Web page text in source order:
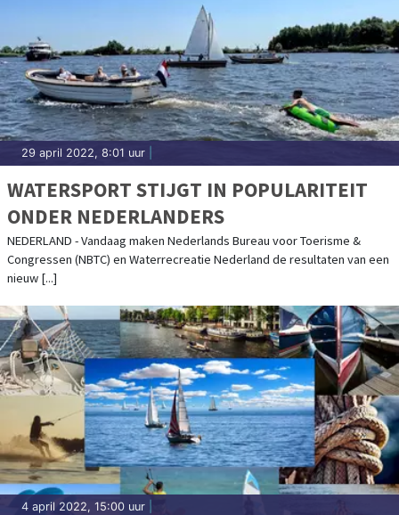
29 april 2022, 8:01 uur
WATERSPORT STIJGT IN POPULARITEIT
ONDER NEDERLANDERS
NEDERLAND - Vandaag maken Nederlands Bureau voor Toerisme &
Congressen (NBTC) en Waterrecreatie Nederland de resultaten van een
nieuw [...]
4 april 2022, 15:00 uur